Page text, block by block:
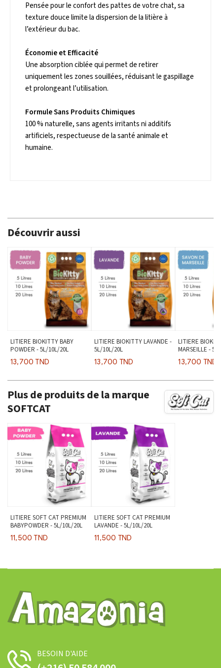
Pensée pour le confort des pattes de votre chat, sa
texture douce limite la dispersion de la litière à
l’extérieur du bac.
Économie et Efficacité
Une absorption ciblée qui permet de retirer
uniquement les zones souillées, réduisant le gaspillage
et prolongeant l’utilisation.
Formule Sans Produits Chimiques
100 % naturelle, sans agents irritants ni additifs
artificiels, respectueuse de la santé animale et
humaine.
Découvrir aussi
LITIERE BIOKITTY BABY
POWDER - 5L/10L/20L
13,700 TND
LITIERE BIOKITTY LAVANDE -
5L/10L/20L
13,700 TND
LITIERE
MARSEILLE -
13,700 TND
Plus de produits de la marque
SOFTCAT
LITIERE SOFT CAT PREMIUM
BABYPOWDER - 5L/10L/20L
11,500 TND
LITIERE SOFT CAT PREMIUM
LAVANDE - 5L/10L/20L
11,500 TND
BESOIN D'AIDE